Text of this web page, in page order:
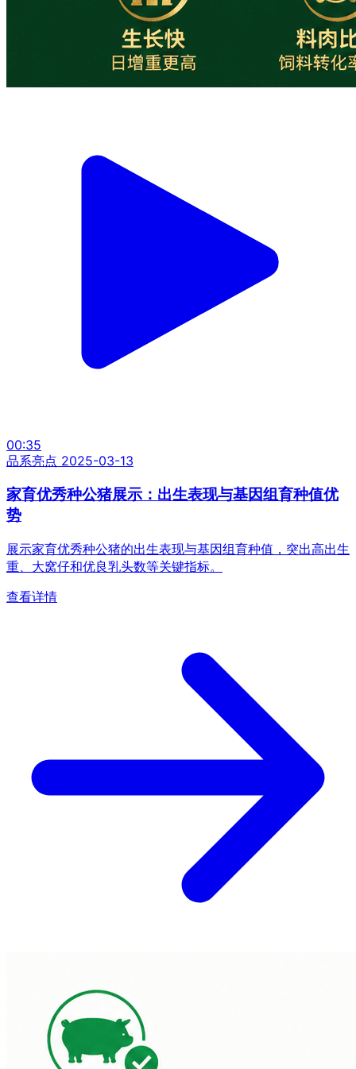
00:35
品系亮点 2025-03-13
家育优秀种公猪展示：出生表现与基因组育种值优
势
展示家育优秀种公猪的出生表现与基因组育种值，突出高出生
重、大窝仔和优良乳头数等关键指标。
查看详情